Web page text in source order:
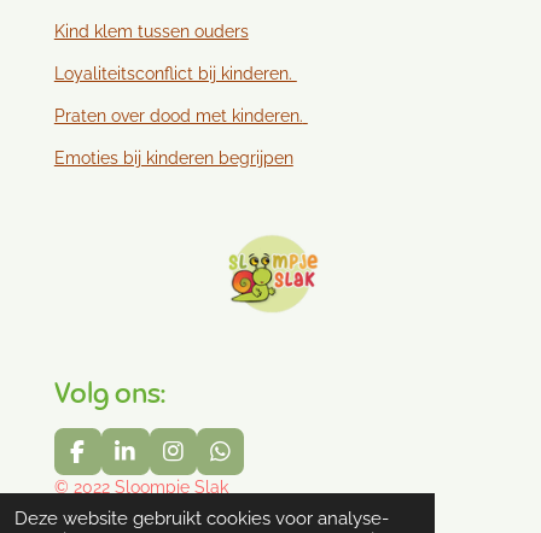
Deze website gebruikt cookies voor analyse-
Kind klem tussen ouders
Loyaliteitsconflict bij kinderen.
Praten over dood met kinderen.
Emoties bij kinderen begrijpen
Volg ons:
F
a
e
L
i
k
I
n
t
W
h
t
© 2022 Sloompje Slak
Powered byJouwWeb